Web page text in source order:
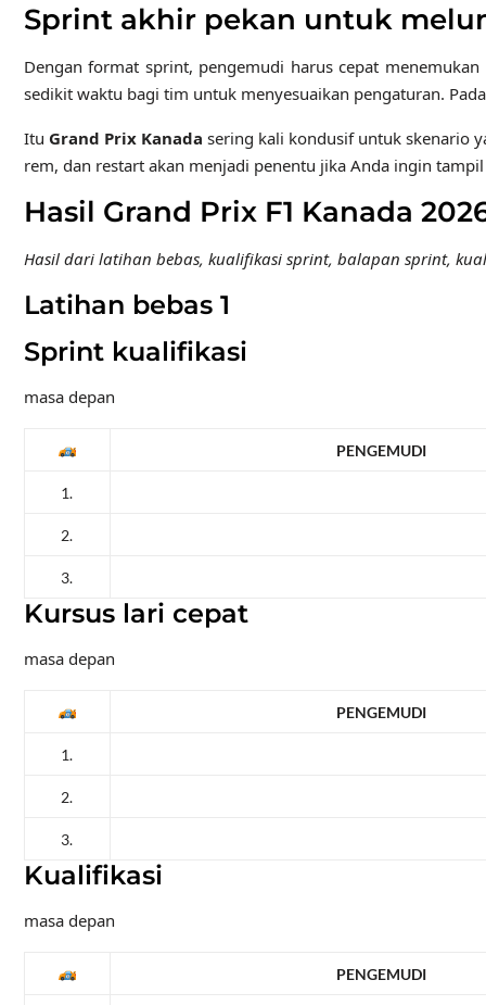
Sprint akhir pekan untuk
Dengan format sprint, pengemudi harus cepat
sedikit waktu bagi tim untuk menyesuaikan pengaturan.
Itu Grand Prix Kanada sering kali kondusif untuk skenario
rem, dan restart akan menjadi penentu jika Anda ingin
Hasil Grand Prix F1 Kanada
Hasil dari latihan bebas, kualifikasi sprint, balapan sprint,
Latihan bebas 1
Sprint kualifikasi
masa depan
PENGEMUDI
1.
2.
3.
Kursus lari cepat
masa depan
PENGEMUDI
1.
2.
3.
Kualifikasi
masa depan
PENGEMUDI